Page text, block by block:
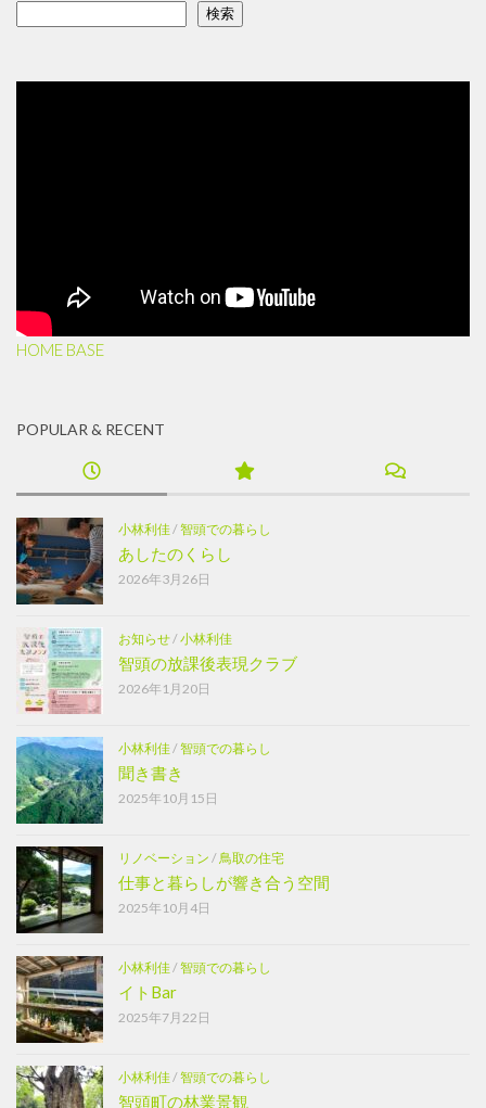
検索
HOME BASE
POPULAR & RECENT
小林利佳/智頭での暮らし
あしたのくらし
2026年3月26日
お知らせ/小林利佳
智頭の放課後表現クラブ
2026年1月20日
小林利佳/智頭での暮らし
聞き書き
2025年10月15日
リノベーション /鳥取の住宅
仕事と暮らしが響き合う空間
2025年10月4日
小林利佳/智頭での暮らし
イトBar
2025年7月22日
小林利佳/智頭での暮らし
智頭町の林業景観